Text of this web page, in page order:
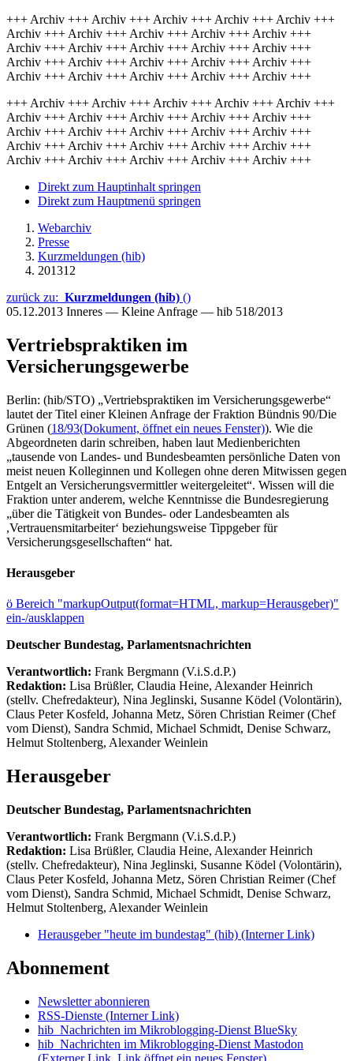
+++ Archiv +++ Archiv +++ Archiv +++ Archiv +++ Archiv +++
Archiv +++ Archiv +++ Archiv +++ Archiv +++ Archiv +++
Archiv +++ Archiv +++ Archiv +++ Archiv +++ Archiv +++
Archiv +++ Archiv +++ Archiv +++ Archiv +++ Archiv +++
Archiv +++ Archiv +++ Archiv +++ Archiv +++ Archiv +++
+++ Archiv +++ Archiv +++ Archiv +++ Archiv +++ Archiv +++
Archiv +++ Archiv +++ Archiv +++ Archiv +++ Archiv +++
Archiv +++ Archiv +++ Archiv +++ Archiv +++ Archiv +++
Archiv +++ Archiv +++ Archiv +++ Archiv +++ Archiv +++
Archiv +++ Archiv +++ Archiv +++ Archiv +++ Archiv +++
Direkt zum Hauptinhalt springen
Direkt zum Hauptmenü springen
Webarchiv
Presse
Kurzmeldungen (hib)
201312
zurück zu: Kurzmeldungen (hib) ()
05.12.2013 Inneres — Kleine Anfrage — hib 518/2013
Vertriebspraktiken im
Versicherungsgewerbe
Berlin: (hib/STO) „Vertriebspraktiken im Versicherungsgewerbe“
lautet der Titel einer Kleinen Anfrage der Fraktion Bündnis 90/Die
Grünen (18/93(Dokument, öffnet ein neues Fenster)). Wie die
Abgeordneten darin schreiben, haben laut Medienberichten
„tausende von Landes- und Bundesbeamten persönliche Daten von
meist neuen Kolleginnen und Kollegen ohne deren Mitwissen gegen
Entgelt an Versicherungsvermittler weitergeleitet“. Wissen will die
Fraktion unter anderem, welche Kenntnisse die Bundesregierung
„über die Tätigkeit von Bundes- oder Landesbeamten als
,Vertrauensmitarbeiter‘ beziehungsweise Tippgeber für
Versicherungsgesellschaften“ hat.
Herausgeber
ö Bereich "markupOutput(format=HTML, markup=Herausgeber)"
ein-/ausklappen
Deutscher Bundestag, Parlamentsnachrichten
Verantwortlich: Frank Bergmann (V.i.S.d.P.)
Redaktion: Lisa Brüßler, Claudia Heine, Alexander Heinrich
(stellv. Chefredakteur), Nina Jeglinski, Susanne Ködel (Volontärin),
Claus Peter Kosfeld, Johanna Metz, Sören Christian Reimer (Chef
vom Dienst), Sandra Schmid, Michael Schmidt, Denise Schwarz,
Helmut Stoltenberg, Alexander Weinlein
Herausgeber
Deutscher Bundestag, Parlamentsnachrichten
Verantwortlich: Frank Bergmann (V.i.S.d.P.)
Redaktion: Lisa Brüßler, Claudia Heine, Alexander Heinrich
(stellv. Chefredakteur), Nina Jeglinski, Susanne Ködel (Volontärin),
Claus Peter Kosfeld, Johanna Metz, Sören Christian Reimer (Chef
vom Dienst), Sandra Schmid, Michael Schmidt, Denise Schwarz,
Helmut Stoltenberg, Alexander Weinlein
Herausgeber "heute im bundestag" (hib) (Interner Link)
Abonnement
Newsletter abonnieren
RSS-Dienste (Interner Link)
hib_Nachrichten im Mikroblogging-Dienst BlueSky
hib_Nachrichten im Mikroblogging-Dienst Mastodon
(Externer Link, Link öffnet ein neues Fenster)